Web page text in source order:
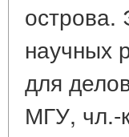
острова.
научных
для
МГУ, чл.-